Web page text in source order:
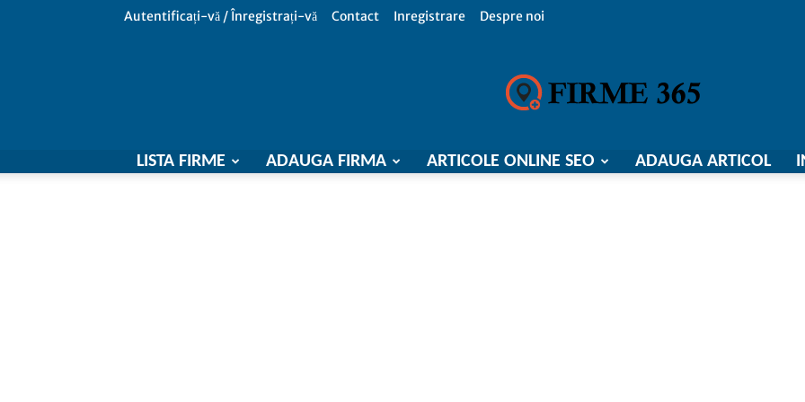
Autentificați-vă / Înregistrați-vă Contact Inregistrare Despre noi
Firme
LISTA FIRME ADAUGA FIRMA ARTICOLE ONLINE SEO ADAUGA ARTICOL